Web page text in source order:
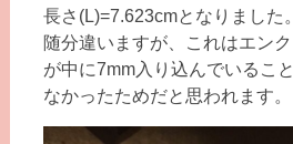
長さ(L)=7.623cmとなりました
随分違いますが、これはエン
が中に7mm入り込んでいるこ
なかったためだと思われます。